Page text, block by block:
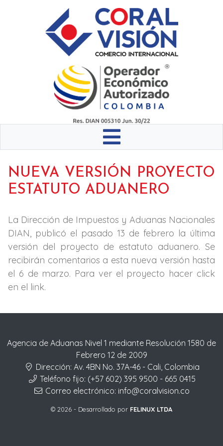
NUEVA VERSIÓN PROYECTO
ESTATUTO ADUANERO
La Dirección de Impuestos y Aduanas Nacionales
DIAN, publicó el pasado 13 de febrero la última
versión del proyecto de estatuto aduanero. Se
recibirán comentarios a esta nueva versión hasta
el 6 de marzo. Para ver el proyecto hacer click
en el link.
Agencia de Aduanas Nivel 1 mediante Resolución 1580 de
Febrero 12 de 2009
Dirección: Av. 4BN No. 37A-46 - Cali, Colombia
Teléfono fijo: (+57 602) 395 9500 - 665 0415
Correo electrónico: info@coralvision.co
© 2026 - Desarrollado por FELINUX LTDA